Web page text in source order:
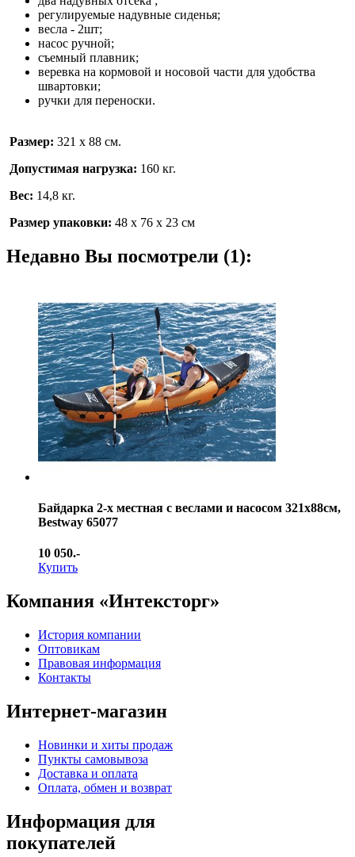
регулируемые надувные сиденья;
весла - 2шт;
насос ручной;
съемный плавник;
веревка на кормовой и носовой части для удобства
швартовки;
ручки для переноски.
Размер: 321 х 88 см.
Допустимая нагрузка: 160 кг.
Вес: 14,8 кг.
Размер упаковки: 48 х 76 х 23 см
Недавно Вы посмотрели (1):
Байдарка 2-х местная с веслами и насосом 321х88см,
Bestway 65077
10 050.-
Купить
Компания «Интексторг»
История компании
Оптовикам
Правовая информация
Контакты
Интернет-магазин
Новинки и хиты продаж
Пункты самовывоза
Доставка и оплата
Оплата, обмен и возврат
Информация для
покупателей